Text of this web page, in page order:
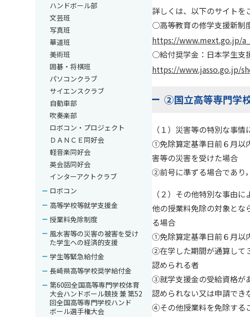
詳しくは、以下のサイトを
○高等教育の修学支援新制
https://www.mext.go.jp/
○給付奨学金：日本学生支
https://www.jasso.go.jp/
②国立高等専門学
（１）災害等の特別な事情
①免除算定基準日前６月以
害等の災害を受けた場合
②前号に準ずる場合であり
（２）その他特別な事由に
他の授業料免除の対象と
る場合
①免除算定基準日前６月以
②在学した期間が通算して
認められる者
③就学支援金の受給資格が
認められない又は申請でき
④その他授業料を免除する
ハンドボール部
文芸班
写真班
華道班
美術班
囲碁・将棋班
パソコンクラブ
サイエンスクラブ
自動車部
吹奏楽部
ロボコン・プロジェクト
ＤＡＮＣＥ同好会
軽音楽同好会
英会話同好会
インターアクトクラブ
ロボコン
高等学校等就学支援金
授業料免除制度
風水害等の災害の被害を受け
た学生への経済的支援
学生等緊急給付金
長崎県高等学校奨学給付金
第60回全国高等専門学校体育
大会ハンドボール競技 兼 第52
回全国高等専門学校ハンド
ボール選手権大会